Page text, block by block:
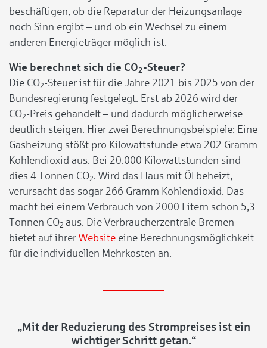
beschäftigen, ob die Reparatur der Heizungsanlage
noch Sinn ergibt – und ob ein Wechsel zu einem
anderen Energieträger möglich ist.
Wie berechnet sich die CO2-Steuer?
Die CO2-Steuer ist für die Jahre 2021 bis 2025 von der
Bundesregierung festgelegt. Erst ab 2026 wird der
CO2-Preis gehandelt – und dadurch möglicherweise
deutlich steigen. Hier zwei Berechnungsbeispiele: Eine
Gasheizung stößt pro Kilowattstunde etwa 202 Gramm
Kohlendioxid aus. Bei 20.000 Kilowattstunden sind
dies 4 Tonnen CO2. Wird das Haus mit Öl beheizt,
verursacht das sogar 266 Gramm Kohlendioxid. Das
macht bei einem Verbrauch von 2000 Litern schon 5,3
Tonnen CO2 aus. Die Verbraucherzentrale Bremen
bietet auf ihrer Website eine Berechnungsmöglichkeit
für die individuellen Mehrkosten an.
„Mit der Reduzierung des Strompreises ist ein
wichtiger Schritt getan.“